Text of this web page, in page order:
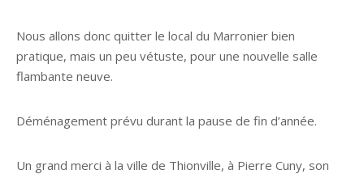
Nous allons donc quitter le local du Marronier bien
pratique, mais un peu vétuste, pour une nouvelle salle
flambante neuve.
Déménagement prévu durant la pause de fin d’année.
Un grand merci à la ville de Thionville, à Pierre Cuny, son